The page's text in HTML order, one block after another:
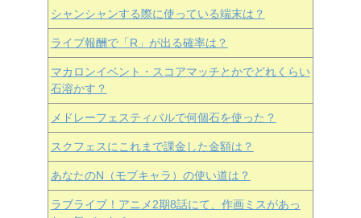
シャンシャンする際に使っている端末は？
ライブ報酬で「R」が出る確率は？
マカロンイベント・スコアマッチとかでどれくらい
石溶かす？
メドレーフェスティバルで何個石を使った？
スクフェスにこれまで課金した金額は？
あなたのN（モブキャラ）の使い道は？
ラブライブ！アニメ2期8話にて、作画ミスがあっ